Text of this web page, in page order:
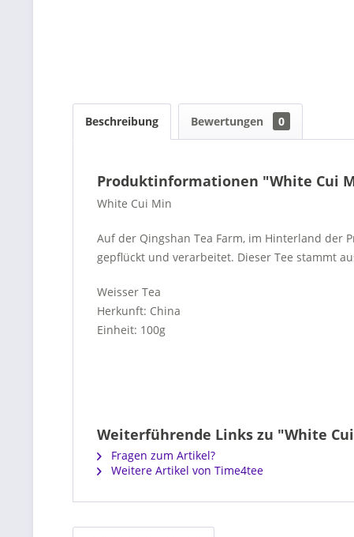
Beschreibung Bewertungen 0
Produktinformationen "White Cui
White Cui Min
Auf der Qingshan Tea Farm, im Hinterland der
gepflückt und verarbeitet. Dieser Tee stammt
Weisser Tea
Herkunft: China
Einheit: 100g
Weiterführende Links zu "White
Fragen zum Artikel?
Weitere Artikel von Time4tee